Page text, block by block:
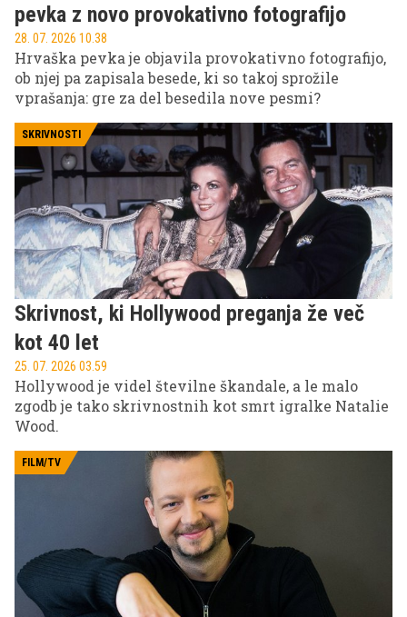
pevka z novo provokativno fotografijo
28. 07. 2026 10.38
Hrvaška pevka je objavila provokativno fotografijo,
ob njej pa zapisala besede, ki so takoj sprožile
vprašanja: gre za del besedila nove pesmi?
SKRIVNOSTI
Skrivnost, ki Hollywood preganja že več
kot 40 let
25. 07. 2026 03.59
Hollywood je videl številne škandale, a le malo
zgodb je tako skrivnostnih kot smrt igralke Natalie
Wood.
FILM/TV